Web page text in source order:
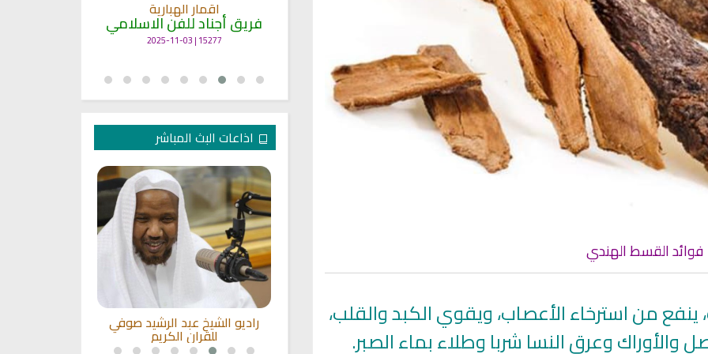
فوائد القسط الهندي
من استرخاء الأعصاب، ويقوي الكبد والقلب،
والأوراك وعرق النسا شربا وطلاء بماء الصبر.
انشودة الرئيس احمد الشرع
اناشيد ابراهيم الاحمد
1522 | 2026-06-20
3619 | 2026-03-30
اقمار الهبارية
فريق أجناد للفن الاسلامي
15277 | 2025-11-03
اذاعات البث المباشر
راديو الشيخ عبد المحسن العبيكان
للقران الكريم
اذاعة الرقية الشرعية مباشر راديو الشيخ عبد الرشيد صوفي
للقران الكريم